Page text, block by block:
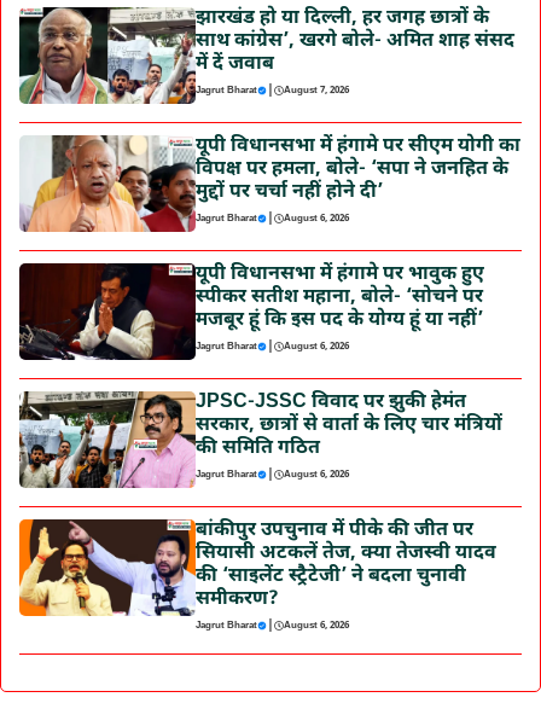
झारखंड हो या दिल्ली, हर जगह छात्रों के
साथ कांग्रेस’, खरगे बोले- अमित शाह संसद
में दें जवाब
Jagrut Bharat | August 7, 2026
यूपी विधानसभा में हंगामे पर सीएम योगी का
विपक्ष पर हमला, बोले- ‘सपा ने जनहित के
मुद्दों पर चर्चा नहीं होने दी’
Jagrut Bharat | August 6, 2026
यूपी विधानसभा में हंगामे पर भावुक हुए
स्पीकर सतीश महाना, बोले- ‘सोचने पर
मजबूर हूं कि इस पद के योग्य हूं या नहीं’
Jagrut Bharat | August 6, 2026
JPSC-JSSC विवाद पर झुकी हेमंत
सरकार, छात्रों से वार्ता के लिए चार मंत्रियों
की समिति गठित
Jagrut Bharat | August 6, 2026
बांकीपुर उपचुनाव में पीके की जीत पर
सियासी अटकलें तेज, क्या तेजस्वी यादव
की ‘साइलेंट स्ट्रैटेजी’ ने बदला चुनावी
समीकरण?
Jagrut Bharat | August 6, 2026